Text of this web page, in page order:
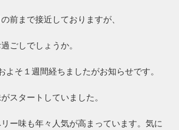
前まで接近しておりますが、
ごしでしょうか。
そ１週間経ちましたがお知らせです。
スタートしていました。
ー味も年々人気が高まっています。気に